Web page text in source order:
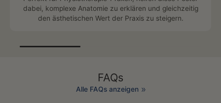
dabei, komplexe Anatomie zu erklären und gleichzeitig
den ästhetischen Wert der Praxis zu steigern.
FAQs
Alle FAQs anzeigen